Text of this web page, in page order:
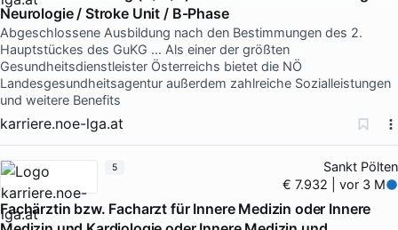
Neurologie / Stroke Unit / B-Phase
Abgeschlossene Ausbildung nach den Bestimmungen des 2.
Hauptstückes des GuKG … Als einer der größten
Gesundheitsdienstleister Österreichs bietet die NÖ
Landesgesundheitsagentur außerdem zahlreiche Sozialleistungen
und weitere Benefits
karriere.noe-lga.at
Sankt Pölten
€ 7.932 | vor 3 M
Fachärztin bzw. Facharzt für Innere Medizin oder Innere
5